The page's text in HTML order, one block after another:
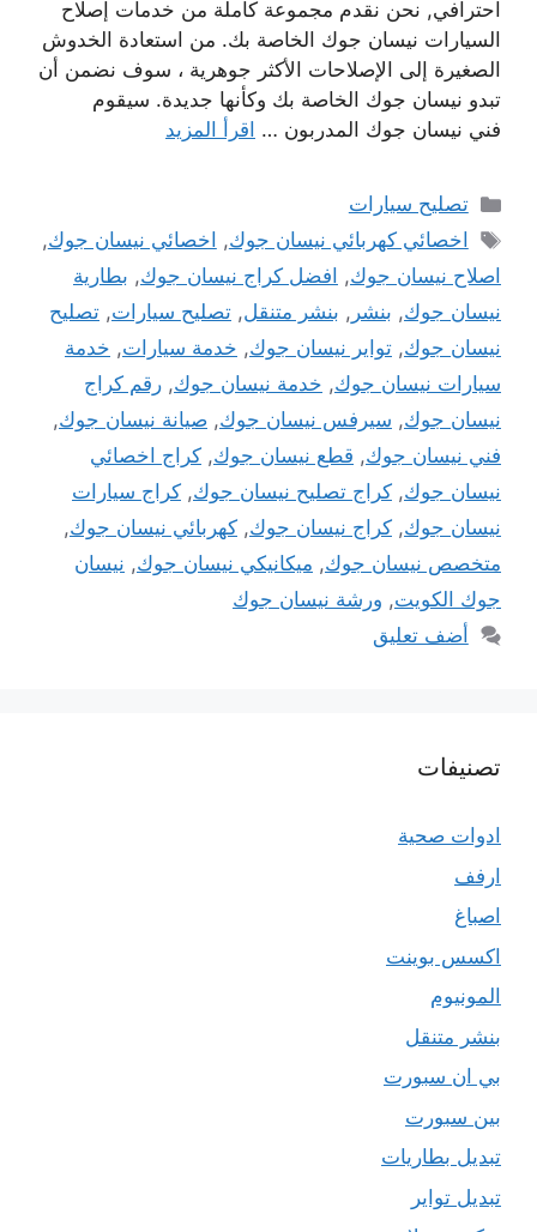
احترافي, نحن نقدم مجموعة كاملة من خدمات إصلاح
السيارات نيسان جوك الخاصة بك. من استعادة الخدوش
الصغيرة إلى الإصلاحات الأكثر جوهرية ، سوف نضمن أن
تبدو نيسان جوك الخاصة بك وكأنها جديدة. سيقوم
فني نيسان جوك المدربون … اقرأ المزيد
التصنيفات
تصليح سيارات
الوسوم
اخصائي كهربائي نيسان جوك, اخصائي نيسان جوك,
اصلاح نيسان جوك, افضل كراج نيسان جوك, بطارية
نيسان جوك, بنشر , بنشر متنقل, تصليح سيارات, تصليح
نيسان جوك, تواير نيسان جوك, خدمة سيارات, خدمة
سيارات نيسان جوك, خدمة نيسان جوك, رقم كراج
نيسان جوك, سيرفس نيسان جوك, صيانة نيسان جوك,
فني نيسان جوك, قطع نيسان جوك, كراج اخصائي
نيسان جوك, كراج تصليح نيسان جوك, كراج سيارات
نيسان جوك, كراج نيسان جوك, كهربائي نيسان جوك,
متخصص نيسان جوك, ميكانيكي نيسان جوك, نيسان
جوك الكويت, ورشة نيسان جوك
أضف تعليق
تصنيفات
ادوات صحية
ارفف
اصباغ
اكسس بوينت
المونيوم
بنشر متنقل
بي ان سبورت
بين سبورت
تبديل بطاريات
تبديل تواير